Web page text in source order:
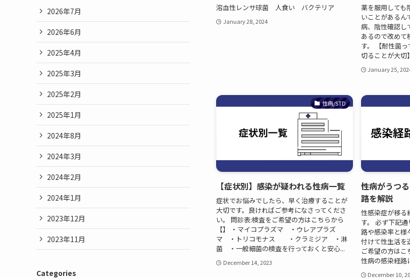
溶血性レンサ球菌 人食い バクテリア
January 28, 2024
薬を服用しても
いことがあるん
病、陰性確認し
あるので改めて
す。 【耐性菌
切ることが大切
January 25,
性病/STD
【症状別】感染が疑われる性病一覧
症状でお悩みでしたら、早く治療することが
大切です。良ければご参考になさってくださ
い。 問診表:検査をご希望の方はこちらから
【】 ・マイコプラズマ ・ウレアプラズ
マ ・トリコモナス ・クラミジア ・淋
菌 ・一般細菌の検査を行っておくと安心...
December 14, 2023
性病がうつ
路を解説
性感染症が移る
す。 必ず下記
路や感染率と様
付けて性生活
ご希望の方はこ
性病の感染経路
December 10,
2026年7月
2026年6月
2025年4月
2025年3月
2025年2月
2025年1月
2024年8月
2024年3月
2024年2月
2024年1月
2023年12月
2023年11月
Categories